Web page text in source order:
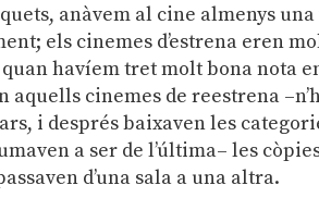
anàvem al cine almenys
els cinemes d’estrena eren
havíem tret molt bona nota
aquells cinemes de reestrena
i després baixaven les
a ser de l’última– les
d’una sala a una altra.